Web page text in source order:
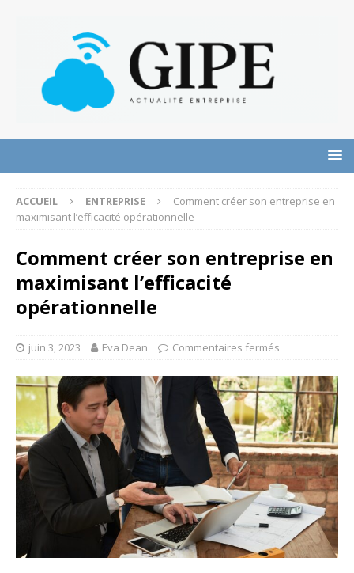
ACCUEIL ENTREPRISE
Comment créer son entreprise en
maximisant l’efficacité opérationnelle
Comment créer son entreprise en
maximisant l’efficacité
opérationnelle
juin 3, 2023 Eva Dean Commentaires fermés